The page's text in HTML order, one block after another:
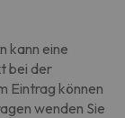
kann eine
bei der
Eintrag können
wenden Sie